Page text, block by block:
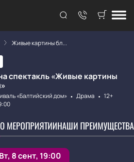
Живые картины бл...
спектакль «Живые картины
«Балтийский дом» Драма
12+
О МЕРОПРИЯТИИНАШИ ПРЕИМУЩЕСТВА